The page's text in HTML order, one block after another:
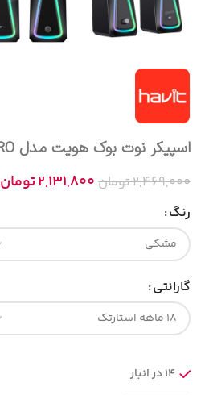
اسپیکر نوت بوک هویت مدل HAVIT SK208 PRO
2,469,000تومان 2,131,800تومان
رنگ
گارانتی
14 در انبار